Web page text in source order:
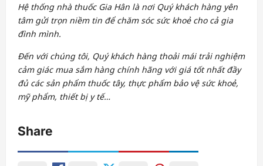
Hệ thống nhà thuốc Gia Hân là nơi Quý khách hàng yên
tâm gửi trọn niềm tin để chăm sóc sức khoẻ cho cả gia
đình mình.
Đến với chúng tôi, Quý khách hàng thoải mái trải nghiệm
cảm giác mua sắm hàng chính hãng với giá tốt nhất đầy
đủ các sản phẩm thuốc tây, thực phẩm bảo vệ sức khoẻ,
mỹ phẩm, thiết bị y tế…
Share